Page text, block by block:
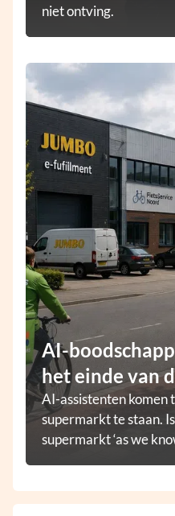
AI-
het einde van
AI-assistenten komen
supermarkt te staan.
supermarkt ‘as we
niet ontving.